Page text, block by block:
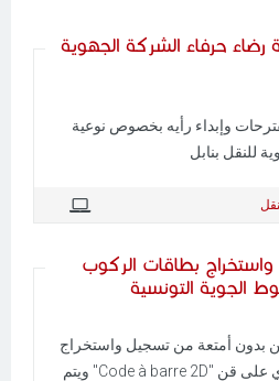
حرفاء الشركة الجهوية
وإبداء رأيه بخصوص نوعية
للنقل بنابل
بطاقات الركوب
الجوية التونسية
بدون أمتعة من تسجيل واستخراج
بطاقات ركوب عن بعد تحتوي على قن "Code à barre 2D" ويتم